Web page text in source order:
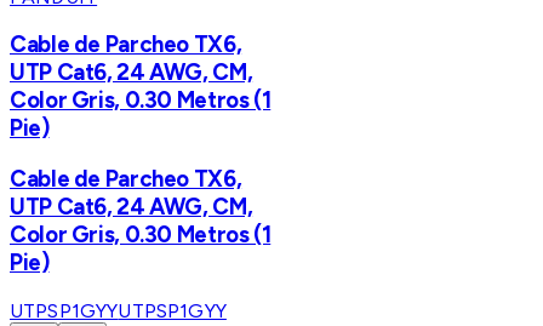
Cable de Parcheo TX6,
UTP Cat6, 24 AWG, CM,
Color Gris, 0.30 Metros (1
Pie)
Cable de Parcheo TX6,
UTP Cat6, 24 AWG, CM,
Color Gris, 0.30 Metros (1
Pie)
UTPSP1GYYUTPSP1GYY